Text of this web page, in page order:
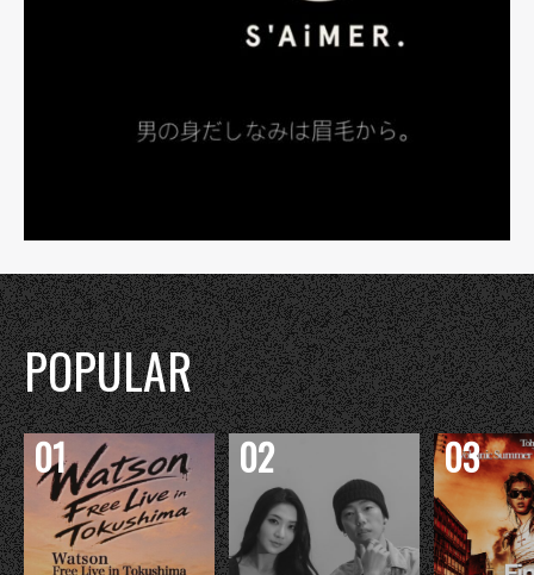
POPULAR